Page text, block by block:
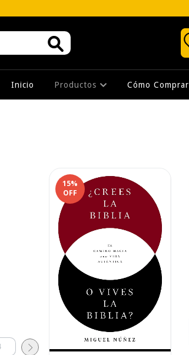
Inicio Productos Cómo Comprar
15%
OFF